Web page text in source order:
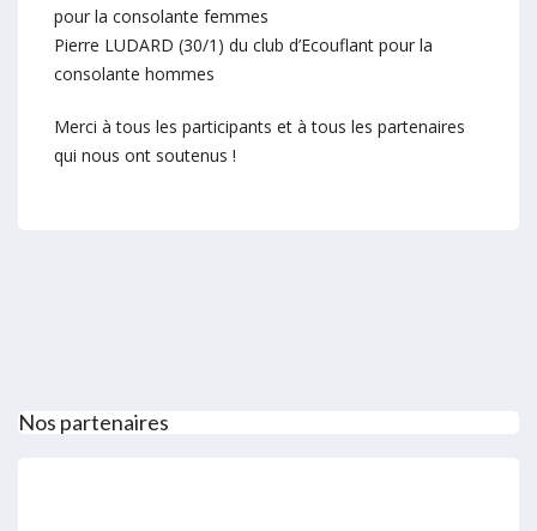
pour la consolante femmes
Pierre LUDARD (30/1) du club d’Ecouflant pour la
consolante hommes
Merci à tous les participants et à tous les partenaires
qui nous ont soutenus !
Nos partenaires